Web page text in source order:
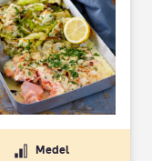
Medel